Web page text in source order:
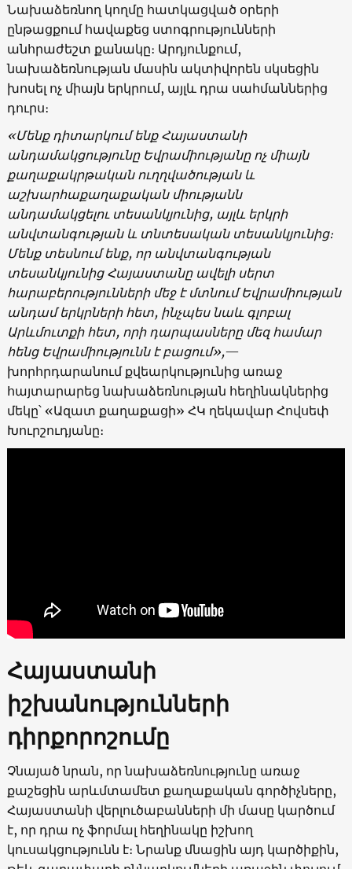
Նախաձեռնող կողմը հատկացված օրերի
ընթացքում հավաքեց ստոգրությունների
անհրաժեշտ քանակը։ Արդյունքում,
նախաձեռնության մասին ակտիվորեն սկսեցին
խոսել ոչ միայն երկրում, այլև դրա սահմաններից
դուրս։
«Մենք դիտարկում ենք Հայաստանի
անդամակցությունը Եվրամիությանը ոչ միայն
քաղաքակրթական ուղղվածության և
աշխարհաքաղաքական միությանն
անդամակցելու տեսանկյունից, այլև երկրի
անվտանգության և տնտեսական տեսանկյունից։
Մենք տեսնում ենք, որ անվտանգության
տեսանկյունից Հայաստանը ավելի սերտ
հարաբերությունների մեջ է մտնում Եվրամիության
անդամ երկրների հետ, ինչպես նաև գլոբալ
Արևմուտքի հետ, որի դարպասները մեզ համար
հենց Եվրամիությունն է բացում»,—
խորհրդարանում քվեարկությունից առաջ
հայտարարեց նախաձեռնության հեղինակներից
մեկը՝ «Ազատ քաղաքացի» ՀԿ ղեկավար Հովսեփ
Խուրշուդյանը։
Հայաստանի
իշխանությունների
դիրքորոշումը
Չնայած նրան, որ նախաձեռնությունը առաջ
քաշեցին արևմտամետ քաղաքական գործիչները,
Հայաստանի վերլուծաբանների մի մասը կարծում
է, որ դրա ոչ ֆորմալ հեղինակը իշխող
կուսակցությունն է։ Նրանք մնացին այդ կարծիքին,